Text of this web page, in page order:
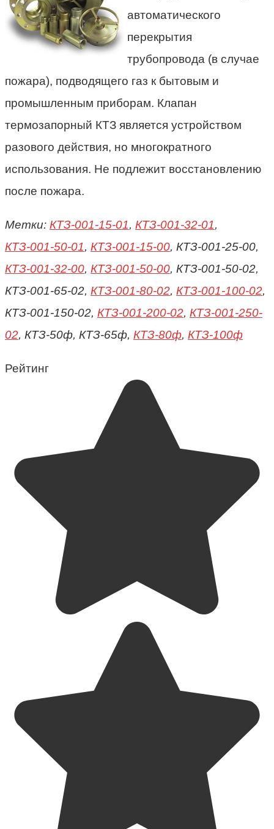
автоматического
перекрытия
трубопровода (в случае
пожара), подводящего газ к бытовым и
промышленным приборам. Клапан
термозапорный КТЗ является устройством
разового действия, но многократного
использования. Не подлежит восстановлению
после пожара.
Метки: КТЗ-001-15-01, КТЗ-001-32-01,
КТЗ-001-50-01, КТЗ-001-15-00, КТЗ-001-25-00,
КТЗ-001-32-00, КТЗ-001-50-00, КТЗ-001-50-02,
КТЗ-001-65-02, КТЗ-001-80-02, КТЗ-001-100-02,
КТЗ-001-150-02, КТЗ-001-200-02, КТЗ-001-250-
02, КТЗ-50ф, КТЗ-65ф, КТЗ-80ф, КТЗ-100ф
Рейтинг